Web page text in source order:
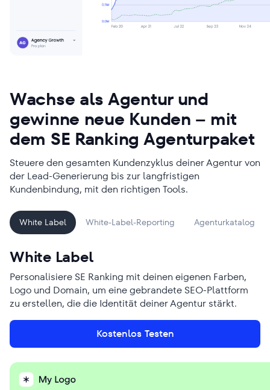
Wachse als Agentur und
gewinne neue Kunden – mit
dem SE Ranking Agenturpaket
Steuere den gesamten Kundenzyklus deiner Agentur von
der Lead-Generierung bis zur langfristigen
Kundenbindung, mit den richtigen Tools.
White Label White-Label-Reporting Agenturkatalog
White Label
Personalisiere SE Ranking mit deinen eigenen Farben,
Logo und Domain, um eine gebrandete SEO-Plattform
zu erstellen, die die Identität deiner Agentur stärkt.
Kostenlos Testen